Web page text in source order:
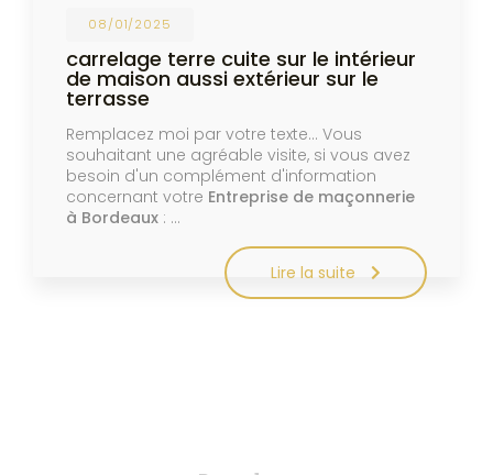
08/01/2025
carrelage terre cuite sur le intérieur
de maison aussi extérieur sur le
terrasse
Remplacez moi par votre texte... Vous
souhaitant une agréable visite, si vous avez
besoin d'un complément d'information
concernant votre Entreprise de maçonnerie
à Bordeaux : …
Lire la suite